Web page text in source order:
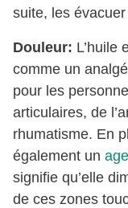
suite, les évacuer
Douleur: L’huile
comme un
pour les
articulaires, de
rhumatisme. En
également un
signifie qu’elle
de ces zones